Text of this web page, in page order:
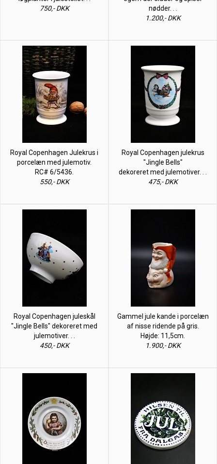
750,- DKK
nødder. . .
1.200,- DKK
Royal Copenhagen Julekrus i
porcelæn med julemotiv.
RC# 6/5436.
550,- DKK
Royal Copenhagen julekrus
"Jingle Bells"
dekoreret med julemotiver. . .
475,- DKK
Royal Copenhagen juleskål
"Jingle Bells" dekoreret med
julemotiver. . .
450,- DKK
Gammel jule kande i porcelæn
af nisse ridende på gris.
Højde: 11,5cm.
1.900,- DKK